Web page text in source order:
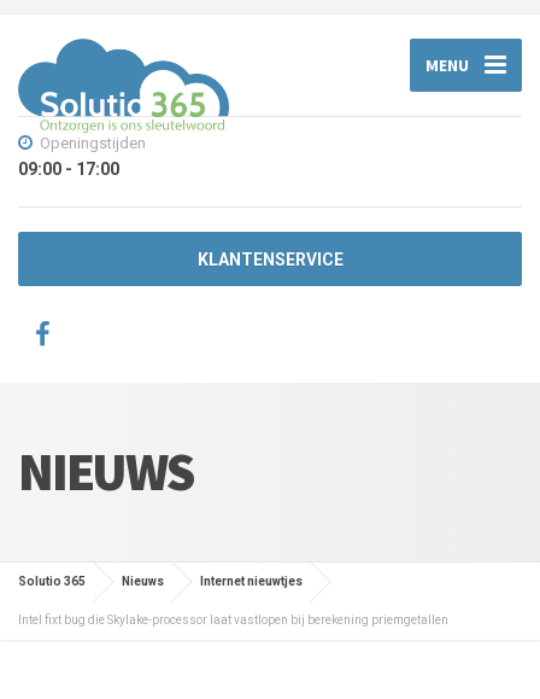
MENU
Openingstijden
09:00 - 17:00
KLANTENSERVICE
NIEUWS
Solutio 365 Nieuws Internet nieuwtjes
Intel fixt bug die Skylake-processor laat vastlopen bij berekening priemgetallen